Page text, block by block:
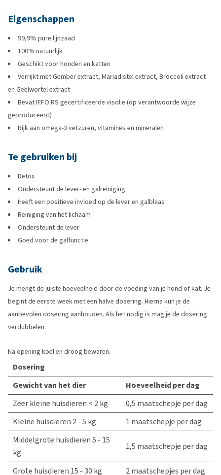
Eigenschappen
99,9% pure lijnzaad
100% natuurlijk
Geschikt voor honden en katten
Verrijkt met Gember extract, Mariadistel extract, Broccoli extract
en Geelwortel extract
Bevat IFFO RS gecertificeerde visolie (op verantwoorde wijze
geproduceerd)
Rijk aan omega-3 vetzuren, vitamines en mineralen
Te gebruiken bij
Detox
Ondersteunt de lever- en galreiniging
Heeft een positieve invloed op de lever en galblaas
Reiniging van het lichaam
Ondersteunt de lever
Goed voor de galfunctie
Gebruik
Je mengt de juiste hoeveelheid door de voeding van je hond of kat. Je
begint de eerste week met een halve dosering. Hierna kun je de
aanbevolen dosering aanhouden. Als het nodig is mag je de dosering
verdubbelen.
Na opening koel en droog bewaren.
Dosering
Gewicht van het dier
Hoeveelheid per dag
Zeer kleine huisdieren < 2 kg
0,5 maatschepje per dag
Kleine huisdieren 2 - 5 kg
1 maatschepje per dag
Middelgrote huisdieren 5 - 15
kg
1,5 maatschepje per dag
Grote huisdieren 15 - 30 kg 2 maatschepjes per dag